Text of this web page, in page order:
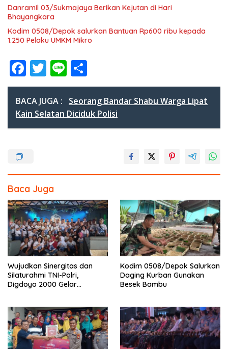
Danramil 03/Sukmajaya Berikan Kejutan di Hari
Bhayangkara
Kodim 0508/Depok salurkan Bantuan Rp600 ribu kepada
1.250 Pelaku UMKM Mikro
F
ac
e
b
o
T
w
itt
er
Li
n
e
h
ar
e
BACA JUGA :
Seorang Bandar Shabu Warga Lipat
Kain Selatan Diciduk Polisi
Baca Juga
Wujudkan Sinergitas dan
Silaturahmi TNI-Polri,
Digdoyo 2000 Gelar
Kodim 0508/Depok Salurkan
Daging Kurban Gunakan
Besek Bambu